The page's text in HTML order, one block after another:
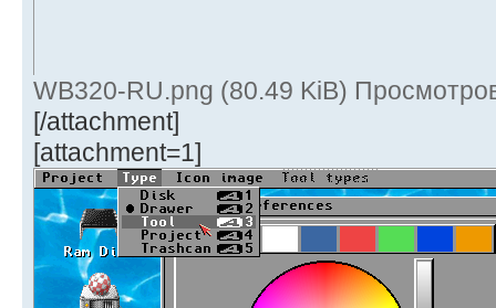
WB320-RU.png (80.49 KiB)
[/attachment]
[attachment=1]